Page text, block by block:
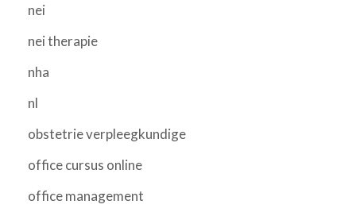
nei
nei therapie
nha
nl
obstetrie verpleegkundige
office cursus online
office management